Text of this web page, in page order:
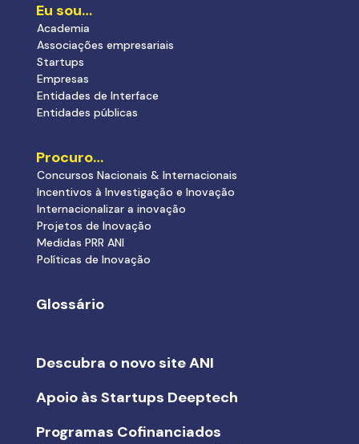
Eu sou…
Academia
Associações empresariais
Startups
Empresas
Entidades de Interface
Entidades públicas
Procuro…
Concursos Nacionais & Internacionais
Incentivos à Investigação e Inovação
Internacionalizar a inovação
Projetos de Inovação
Medidas PRR ANI
Políticas de Inovação
Glossário
Descubra o novo site ANI
Apoio às Startups Deeptech
Programas Cofinanciados